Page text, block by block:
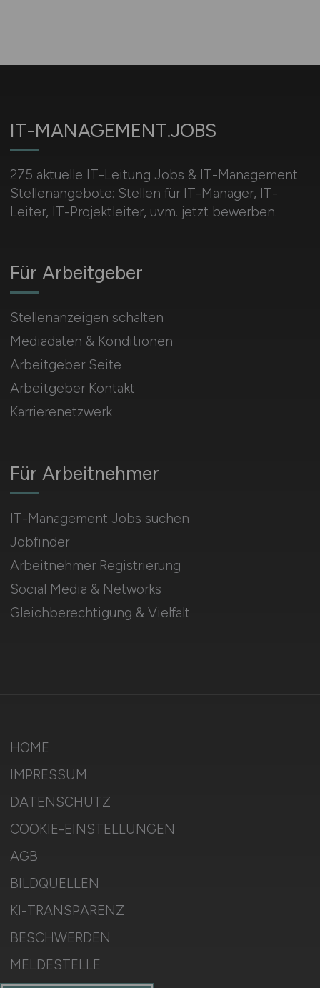
IT-MANAGEMENT.JOBS
275 aktuelle IT-Leitung Jobs & IT-Management
Stellenangebote: Stellen für IT-Manager, IT-
Leiter, IT-Projektleiter, uvm. jetzt bewerben.
Für Arbeitnehmer
IT-Management Jobs suchen
Jobfinder
Arbeitnehmer Registrierung
Social Media & Networks
Gleichberechtigung & Vielfalt
Für Arbeitgeber
Stellenanzeigen schalten
Mediadaten & Konditionen
Arbeitgeber Seite
Arbeitgeber Kontakt
Karrierenetzwerk
HOME
IMPRESSUM
DATENSCHUTZ
COOKIE-EINSTELLUNGEN
AGB
BILDQUELLEN
KI-TRANSPARENZ
BESCHWERDEN
MELDESTELLE